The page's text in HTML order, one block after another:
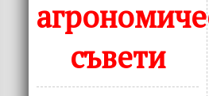
съвети